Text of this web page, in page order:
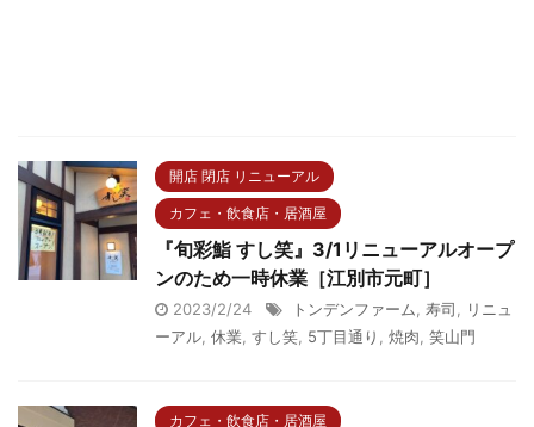
開店 閉店 リニューアル
カフェ・飲食店・居酒屋
『旬彩鮨 すし笑』3/1リニューアルオープ
ンのため一時休業［江別市元町］
2023/2/24 トンデンファーム, 寿司, リニュ
ーアル, 休業, すし笑, 5丁目通り , 焼肉, 笑山門
カフェ・飲食店・居酒屋